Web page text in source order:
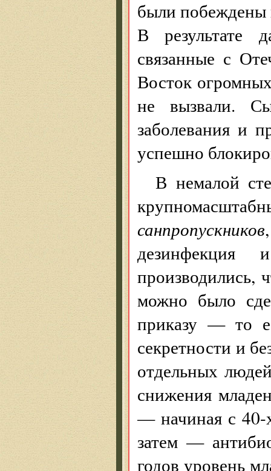
были побеждены
В результате
связанные с
Восток
не вызвали.
заболевания и
успешно
В немалой
санпропускников
производились,
можно было
приказу — то
секретности и
отдельных
снижения
— начиная с 40-
затем —
годов уровень